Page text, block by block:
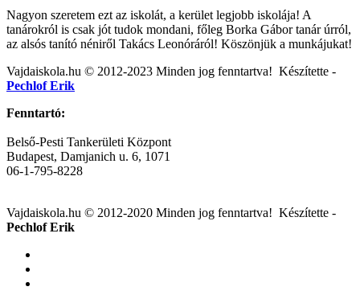
Nagyon szeretem ezt az iskolát, a kerület legjobb iskolája! A
tanárokról is csak jót tudok mondani, főleg Borka Gábor tanár úrról,
az alsós tanító néniről Takács Leonóráról! Köszönjük a munkájukat!
Post
navigation
Vajdaiskola.hu © 2012-2023 Minden jog fenntartva! ‎‎‏‏‎ ‎Készítette -
Pechlof Erik
Fenntartó:
Belső-Pesti Tankerületi Központ
Budapest, Damjanich u. 6, 1071
06-1-795-8228
Vajdaiskola.hu © 2012-2020 Minden jog fenntartva! ‎‎‏‏‎ ‎Készítette -
Pechlof Erik